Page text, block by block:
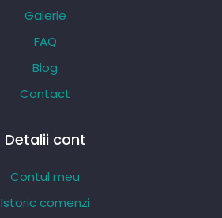
Galerie
FAQ
Blog
Contact
Detalii cont
Contul meu
Istoric comenzi